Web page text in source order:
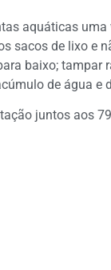
aquáticas
sacos de lixo e
baixo; tampar
de água e
juntos aos